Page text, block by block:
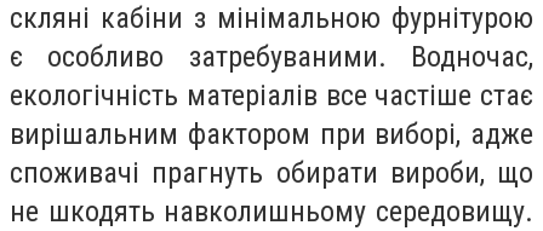
скляні кабіни з мінімальною фурнітурою
є особливо затребуваними. Водночас,
екологічність матеріалів все частіше стає
вирішальним фактором при виборі, адже
споживачі прагнуть обирати вироби, що
не шкодять навколишньому середовищу.